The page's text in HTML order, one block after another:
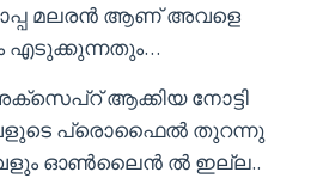
മലരൻ ആണ് അവളെ
ആക്കിയ നോട്ടി
പ്രൊഫൈൽ തുറന്നു
ഓൺലൈൻ ൽ ഇല്ല..